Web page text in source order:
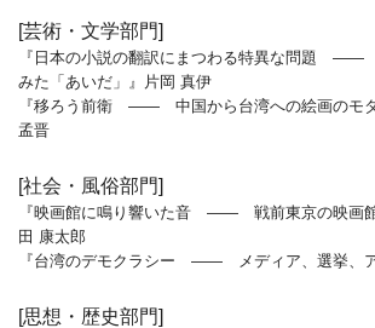
[芸術・文学部門]
『日本の小説の翻訳にまつわる特異な問題 ——
みた「あいだ」』片岡 真伊
『移ろう前衛 —— 中国から台湾への絵画のモ
孟晋
[社会・風俗部門]
『映画館に鳴り響いた音 —— 戦前東京の映画
田 康太郎
『台湾のデモクラシー —— メディア、選挙、
[思想・歴史部門]